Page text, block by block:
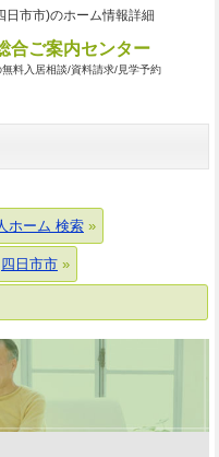
日市市)のホーム情報詳細
合ご案内センター
料入居相談/資料請求/見学予約
ホーム 検索
四日市市